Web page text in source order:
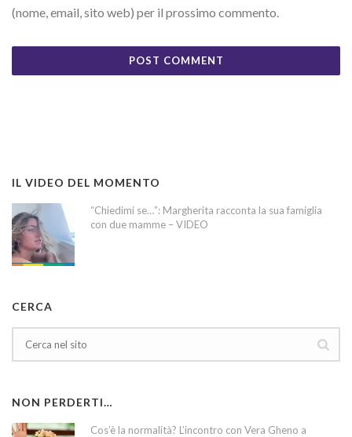
(nome, email, sito web) per il prossimo commento.
IL VIDEO DEL MOMENTO
“Chiedimi se…”: Margherita racconta la sua famiglia
con due mamme – VIDEO
CERCA
NON PERDERTI…
Cos’è la normalità? L’incontro con Vera Gheno a